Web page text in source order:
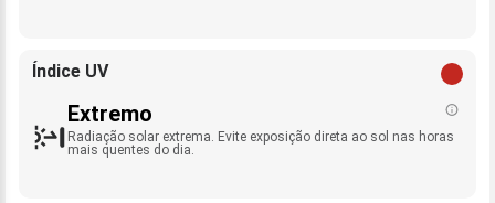
Índice UV
Extremo
Radiação solar extrema. Evite exposição direta ao sol nas horas
mais quentes do dia.